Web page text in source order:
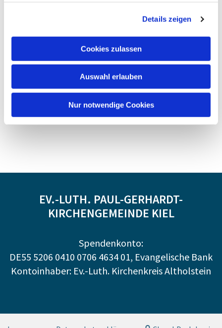
Details zeigen
Cookies zulassen
Auswahl erlauben
Nur notwendige Cookies
EV.-LUTH. PAUL-GERHARDT-
KIRCHENGEMEINDE KIEL
Spendenkonto:
DE55 5206 0410 0706 4634 01, Evangelische Bank
Kontoinhaber: Ev.-Luth. Kirchenkreis Altholstein